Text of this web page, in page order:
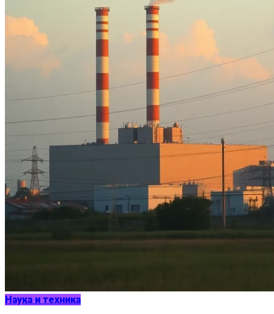
Наука и техника